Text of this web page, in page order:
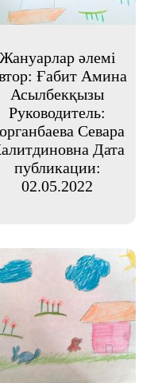
Жануарлар әлемі
Ғабит Амина
Асылбекқызы
Руководитель:
Севара
Дата
публикации:
02.05.2022